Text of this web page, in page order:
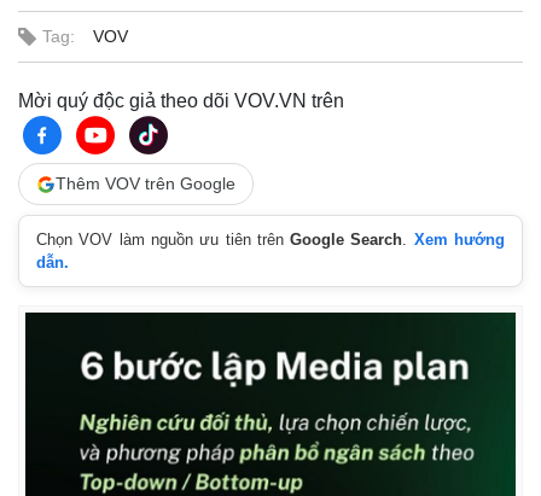
Tag: VOV
Mời quý độc giả theo dõi VOV.VN trên
Thêm VOV trên Google
Chọn VOV làm nguồn ưu tiên trênGoogle Search. Xem hướng
dẫn.